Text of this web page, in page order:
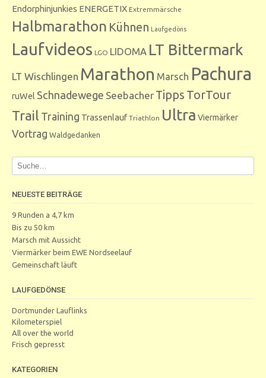
Endorphinjunkies ENERGETIX Extremmärsche
Halbmarathon Kühnen Laufgedöns
Laufvideos LGO LIDOMA LT Bittermark
LT Wischlingen Marathon Marsch Pachura
ruWel Schnadewege Seebacher Tipps TorTour
Trail Training Trassenlauf Triathlon Ultra Viermärker
Vortrag Waldgedanken
NEUESTE BEITRÄGE
9 Runden a 4,7 km
Bis zu 50 km
Marsch mit Aussicht
Viermärker beim EWE Nordseelauf
Gemeinschaft läuft
LAUFGEDÖNSE
Dortmunder Lauflinks
Kilometerspiel
All over the world
Frisch gepresst
KATEGORIEN